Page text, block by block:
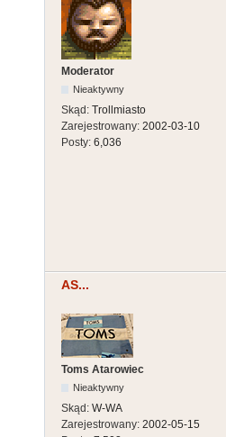
Moderator
Nieaktywny
Skąd: Trollmiasto
Zarejestrowany: 2002-03-10
Posty: 6,036
AS...
Toms Atarowiec
Nieaktywny
Skąd: W-WA
Zarejestrowany: 2002-05-15